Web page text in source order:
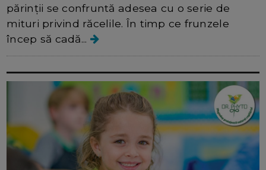
părinții se confruntă adesea cu o serie de
mituri privind răcelile. În timp ce frunzele
încep să cadă...